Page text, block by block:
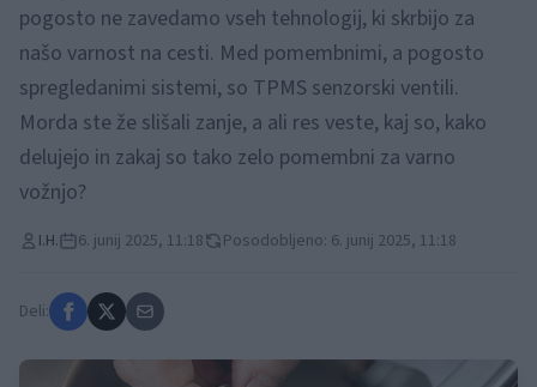
pogosto ne zavedamo vseh tehnologij, ki skrbijo za
našo varnost na cesti. Med pomembnimi, a pogosto
spregledanimi sistemi, so TPMS senzorski ventili.
Morda ste že slišali zanje, a ali res veste, kaj so, kako
delujejo in zakaj so tako zelo pomembni za varno
vožnjo?
I.H. 6. junij 2025, 11:18 Posodobljeno: 6. junij 2025, 11:18
Deli: